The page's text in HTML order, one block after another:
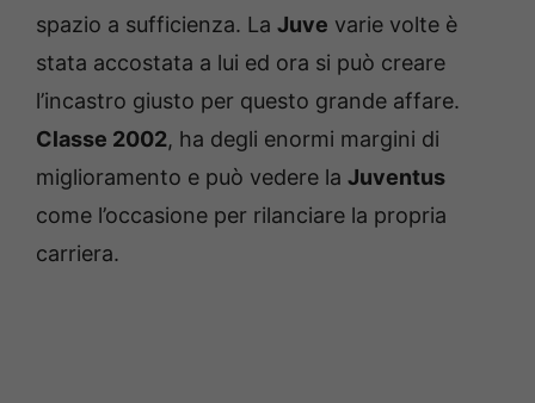
spazio a sufficienza. La Juve varie volte è
stata accostata a lui ed ora si può creare
l’incastro giusto per questo grande affare.
Classe 2002, ha degli enormi margini di
miglioramento e può vedere la Juventus
come l’occasione per rilanciare la propria
carriera.